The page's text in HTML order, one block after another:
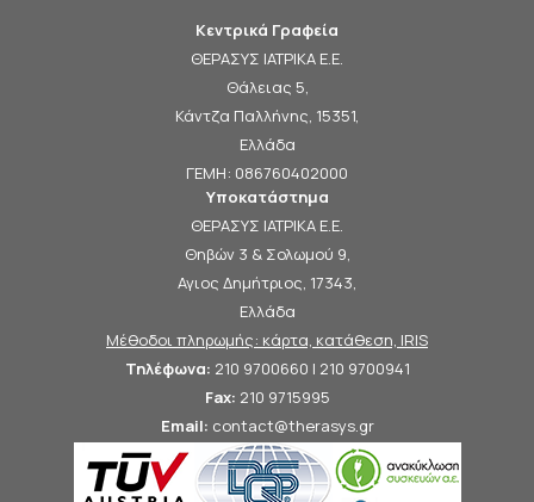
Κεντρικά Γραφεία
ΘΕΡΑΣΥΣ ΙΑΤΡΙΚΑ Ε.Ε.
Θάλειας 5,
Κάντζα Παλλήνης, 15351,
Ελλάδα
ΓΕΜΗ: 086760402000
Υποκατάστημα
ΘΕΡΑΣΥΣ ΙΑΤΡΙΚΑ Ε.Ε.
Θηβών 3 & Σολωμού 9,
Αγιος Δημήτριος, 17343,
Ελλάδα
Μέθοδοι πληρωμής: κάρτα, κατάθεση, IRIS
Τηλέφωνα: 210 9700660 | 210 9700941
Fax: 210 9715995
Email: contact@therasys.gr